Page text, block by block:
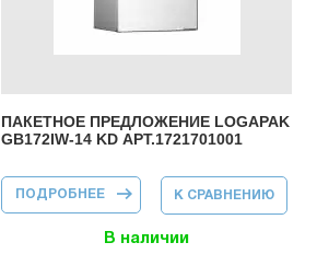
ПАКЕТНОЕ ПРЕДЛОЖЕНИЕ LOGAPAK
GB172IW-14 KD АРТ.1721701001
К СРАВНЕНИЮ
В наличии
ПОДРОБНЕЕ О ПАКЕТНОЕ
ПРЕДЛОЖЕНИЕ
GB172IW-14 KD
АРТ.1721701001